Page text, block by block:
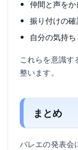
仲間と声を
振り付けの
自分の気持
これらを意識す
整います。
まとめ
バレエの発表会